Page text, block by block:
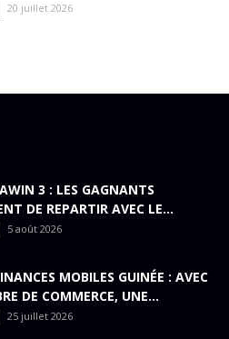
20 juillet 2026
3 : LES GAGNANTS
DE REPARTIR AVEC LE...
5 août 2026
MOBILES GUINÉE : AVEC
DE COMMERCE, UNE...
25 juillet 2026